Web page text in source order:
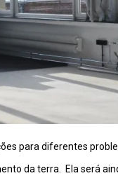
para diferentes
da terra. Ela será